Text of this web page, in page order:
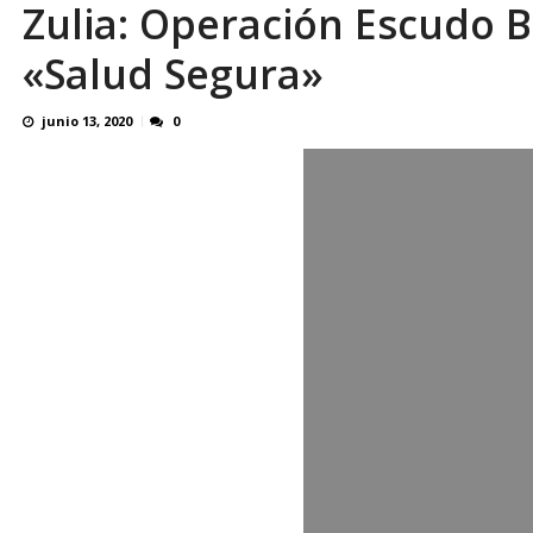
Simeone cierra la puerta a la salida de
Zulia: Operación Escudo
«Salud Segura»
junio 13, 2020 0